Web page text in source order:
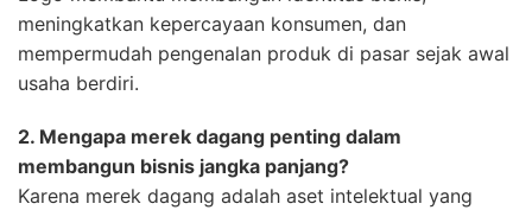
meningkatkan kepercayaan konsumen, dan
mempermudah pengenalan produk di pasar sejak awal
usaha berdiri.
2. Mengapa merek dagang penting dalam
membangun bisnis jangka panjang?
Karena merek dagang adalah aset intelektual yang